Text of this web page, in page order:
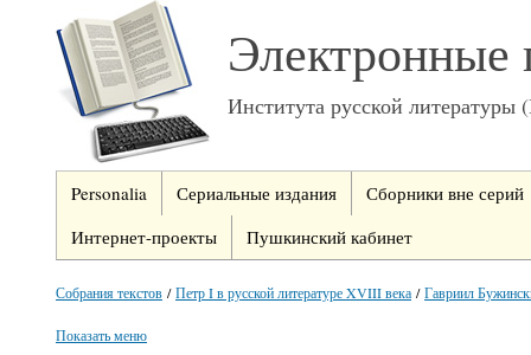
Электронные
Института русской
Personalia Сериальные издания
Сборники вне серий
Интернет-проекты
Пушкинский кабинет
Собрания текстов /Петр I в русской литературе XVIII века /Гавриил
Показать меню